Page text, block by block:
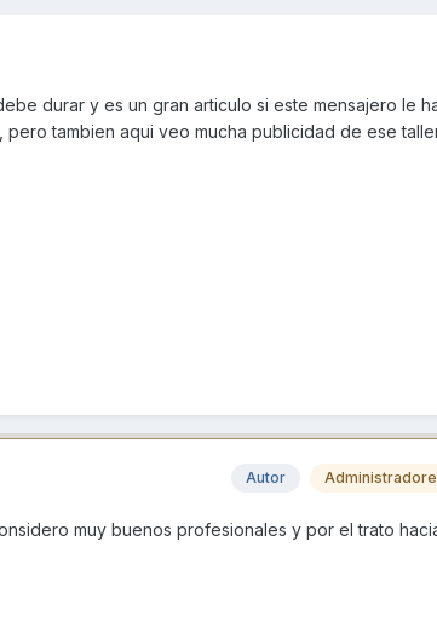
durar y es un gran articulo si este mensajero le
tambien aqui veo mucha publicidad de ese
Autor
muy buenos profesionales y por el trato